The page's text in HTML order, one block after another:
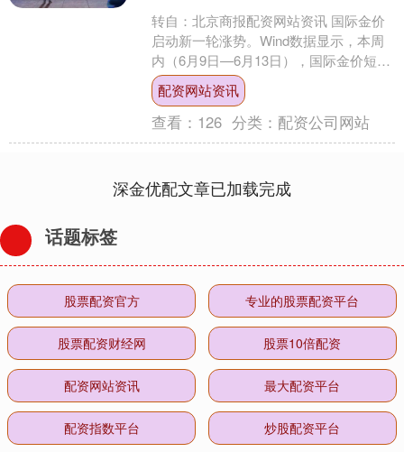
转自：北京商报配资网站资讯 国际金价
启动新一轮涨势。Wind数据显示，本周
内（6月9日—6月13日），国际金价短线
连续走强，共计四个交易日呈现上涨走
势。而在周三....
配资网站资讯
查看： 126 分类： 配资公司网站
深金优配文章已加载完成
话题标签
股票配资官方 专业的股票配资平台
股票配资财经网 股票10倍配资
配资网站资讯 最大配资平台
配资指数平台 炒股配资平台